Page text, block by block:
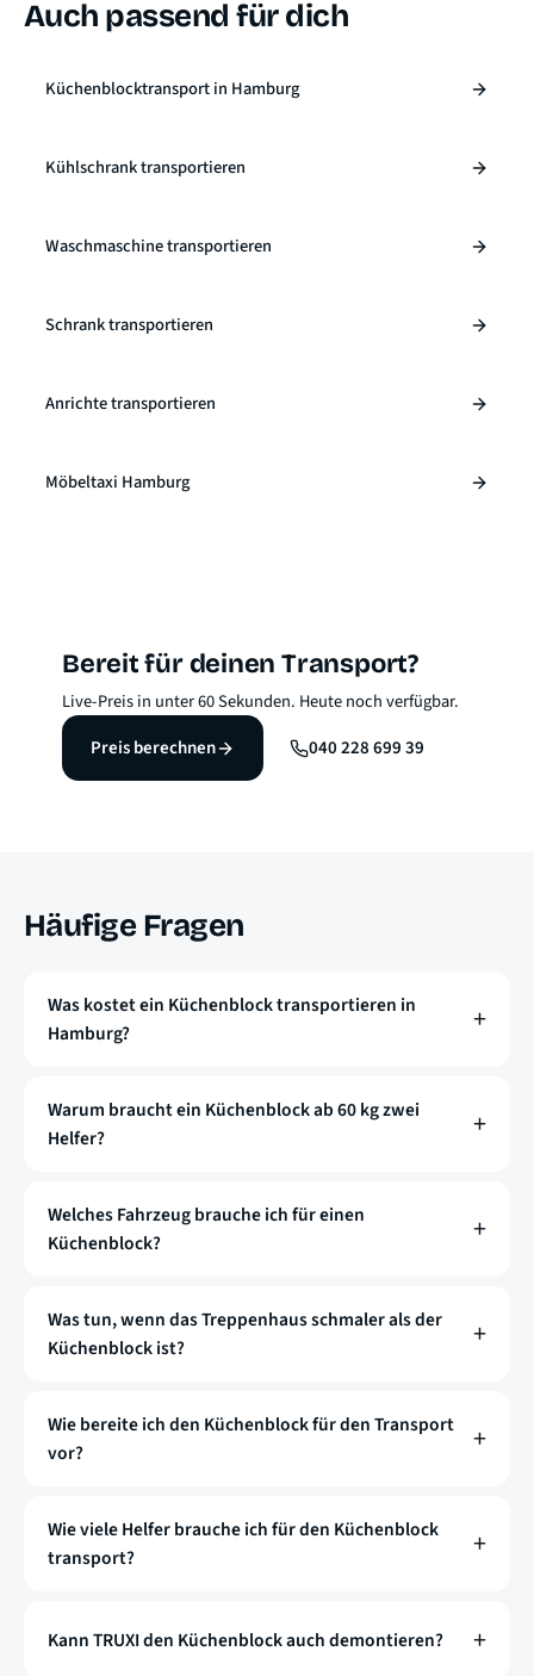
Auch passend für dich
Küchenblocktransport in Hamburg
Kühlschrank transportieren
Waschmaschine transportieren
Schrank transportieren
Anrichte transportieren
Möbeltaxi Hamburg
Bereit für deinen Transport?
Live-Preis in unter 60 Sekunden. Heute noch verfügbar.
Preis berechnen
040 228 699 39
Häufige Fragen
Was kostet ein Küchenblock transportieren in
Hamburg?
Warum braucht ein Küchenblock ab 60 kg zwei
Helfer?
Welches Fahrzeug brauche ich für einen
Küchenblock?
Was tun, wenn das Treppenhaus schmaler als der
Küchenblock ist?
Wie bereite ich den Küchenblock für den Transport
vor?
Wie viele Helfer brauche ich für den Küchenblock
transport?
Kann TRUXI den Küchenblock auch demontieren?